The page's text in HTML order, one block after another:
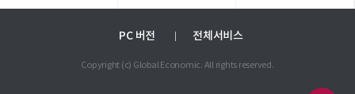
PC 버전 전체서비스
Copyright (c) Global Economic. All rights reserved.